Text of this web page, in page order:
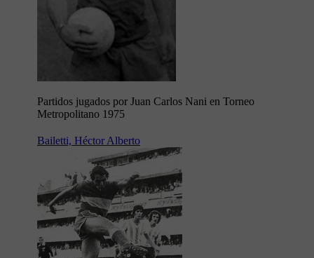
Partidos jugados por Juan Carlos Nani en Torneo
Metropolitano 1975
Bailetti, Héctor Alberto